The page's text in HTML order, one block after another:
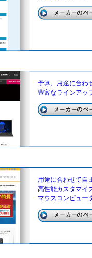
予算、用途に合わ
豊富なラインアッ
用途に合わせて自
高性能カスタマイ
マウスコンピュー